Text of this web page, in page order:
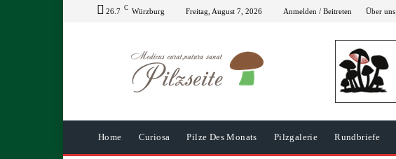
26.7 C Würzburg Freitag, August 7, 2026 Anmelden / Beitreten Über uns
Home Curiosa Pilze Des Monats Pilzgalerie Rundbriefe